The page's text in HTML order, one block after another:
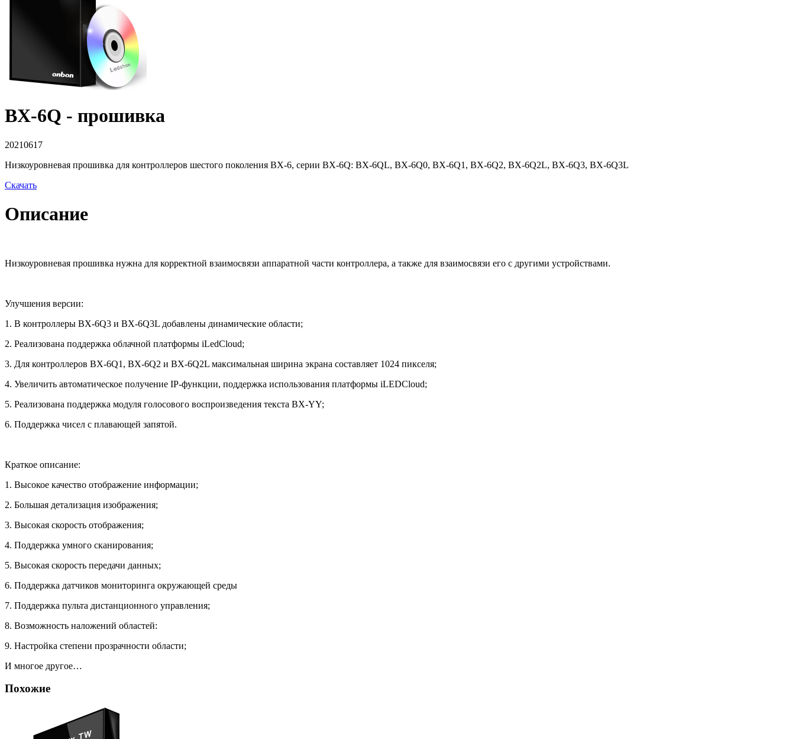
BX-6Q - прошивка
20210617
Низкоуровневая прошивка для контроллеров шестого поколения BX-6, серии BX-6Q: BX-6QL, BX-6Q0, BX-6Q1, BX-6Q2, BX-6Q2L, BX-6Q3, BX-6Q3L
Скачать
Описание
Низкоуровневая прошивка нужна для корректной взаимосвязи аппаратной части контроллера, а также для взаимосвязи его с другими устройствами.
Улучшения версии:
1. В контроллеры BX-6Q3 и BX-6Q3L добавлены динамические области;
2. Реализована поддержка облачной платформы iLedCloud;
3. Для контроллеров BX-6Q1, BX-6Q2 и BX-6Q2L максимальная ширина экрана составляет 1024 пикселя;
4. Увеличить автоматическое получение IP-функции, поддержка использования платформы iLEDCloud;
5. Реализована поддержка модуля голосового воспроизведения текста BX-YY;
6. Поддержка чисел с плавающей запятой.
Краткое описание:
1. Высокое качество отображение информации;
2. Большая детализация изображения;
3. Высокая скорость отображения;
4. Поддержка умного сканирования;
5. Высокая скорость передачи данных;
6. Поддержка датчиков мониторинга окружающей среды
7. Поддержка пульта дистанционного управления;
8. Возможность наложений областей:
9. Настройка степени прозрачности области;
И многое другое…
Похожие